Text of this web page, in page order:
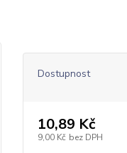
Dostupnost
10,89 Kč
9,00 Kč bez DPH